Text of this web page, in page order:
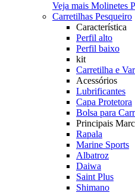
Veja mais Molinetes
Carretilhas Pesqueiro
Característica
Perfil alto
Perfil baixo
kit
Carretilha e
Acessórios
Lubrificantes
Capa Protetora
Bolsa para
Principais
Rapala
Marine Sports
Albatroz
Daiwa
Saint Plus
Shimano